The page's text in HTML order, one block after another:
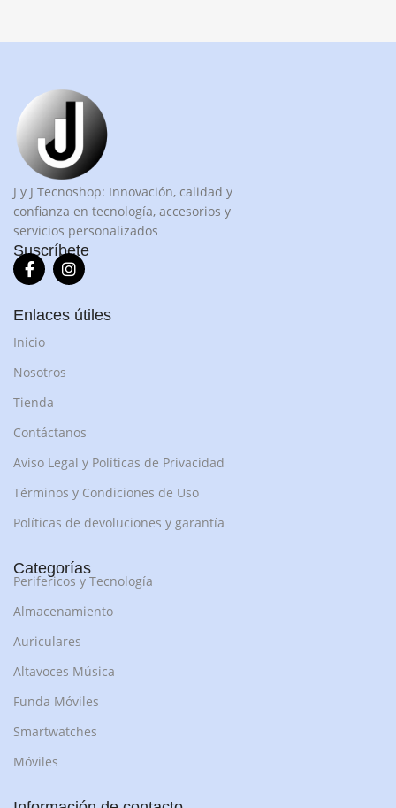
J y J Tecnoshop: Innovación, calidad y
confianza en tecnología, accesorios y
servicios personalizados
Suscríbete
Enlaces útiles
Inicio
Nosotros
Tienda
Contáctanos
Aviso Legal y Políticas de Privacidad
Términos y Condiciones de Uso
Políticas de devoluciones y garantía
Categorías
Perifericos y Tecnología
Almacenamiento
Auriculares
Altavoces Música
Funda Móviles
Smartwatches
Móviles